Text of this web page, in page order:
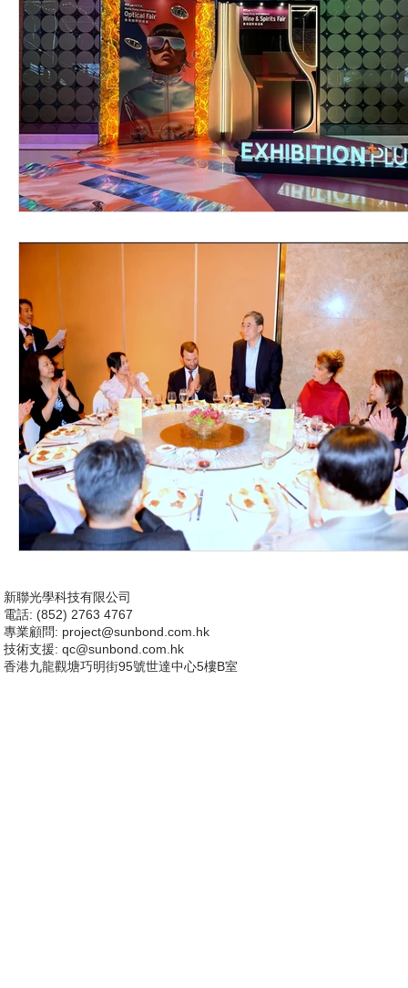
新聯光學科技有限公司
電話: (852) 2763 4767
專業顧問: project@sunbond.com.hk
技術支援: qc@sunbond.com.hk
香港九龍觀塘巧明街95號世達中心5樓B室